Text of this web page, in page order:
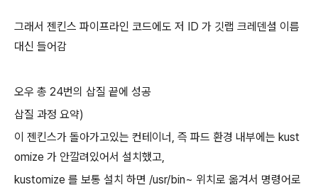
그래서 젠킨스 파이프라인 코드에도 저 ID 가 깃랩 크레덴셜 이름
대신 들어감
오우 총 24번의 삽질 끝에 성공
삽질 과정 요약)
이 젠킨스가 돌아가고있는 컨테이너, 즉 파드 환경 내부에는 kust
omize 가 안깔려있어서 설치했고,
kustomize 를 보통 설치 하면 /usr/bin~ 위치로 옮겨서 명령어로